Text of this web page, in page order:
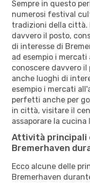
Sempre in questo
numerosi festival
tradizioni della città.
davvero il posto,
di interesse di
ad esempio i
conoscere davvero
anche luoghi di
esempio i mercati
perfetti anche per
in città, visitare il
assaporare la
Attività principali
Bremerhaven
Ecco alcune delle
Bremerhaven